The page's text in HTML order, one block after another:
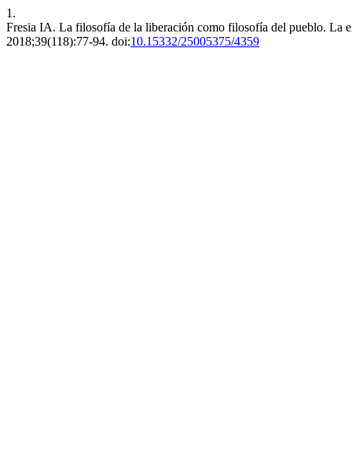
1.
Fresia IA. La filosofía de la liberación como filosofía del pueblo. La
2018;39(118):77-94. doi:10.15332/25005375/4359